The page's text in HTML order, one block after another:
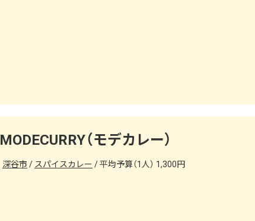
MODECURRY（モデカレー）
深谷市 スパイスカレー 平均予算（1人） 1,300円